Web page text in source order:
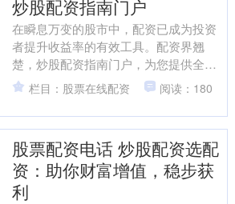
炒股配资指南门户
在瞬息万变的股市中，配资已成为投资
者提升收益率的有效工具。配资界翘
楚，炒股配资指南门户，为您提供全面
的配资指南，助您在投资道路上乘风破
浪。 在线股票配资是一种金....
栏目：股票在线配资 阅读：180
股票配资电话 炒股配资选配
资：助你财富增值，稳步获
利